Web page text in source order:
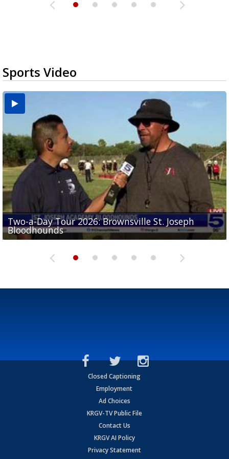
Sports Video
Two-a-Day Tour 2026: Brownsville St. Joseph
Bloodhounds
Two-a-Day Tour 2026: St. Joseph Academy
Bloodhounds
Two-a-Day Tour 2026: Sharyland Rattlers
Sit-down interview with UTRGV wide receiver
Tavian Cord
Two-a-Day Tour 2026: Raymondville Bearkats
Closed Captioning
Employment
Ad Choices
KRGV-TV Public File
Contact Us
KRGV AI Policy
Privacy Statement